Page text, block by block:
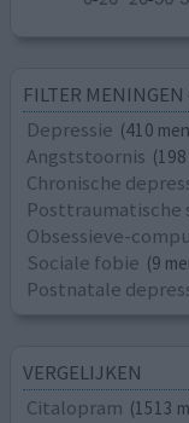
FILTER
Depressie (410
Angststoornis
Chronische
Posttraumatische
Obsessieve-
Sociale fobie (9
Postnatale
VERGELIJKEN
Citalopram (1513